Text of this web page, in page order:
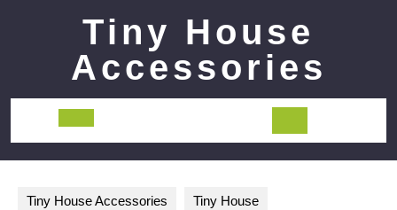
Tiny House
Accessories
Open
Tiny House Accessories Tiny House